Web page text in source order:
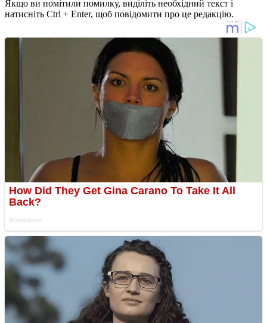
Якщо ви помітили помилку, виділіть необхідний текст і
натисніть Ctrl + Enter, щоб повідомити про це редакцію.